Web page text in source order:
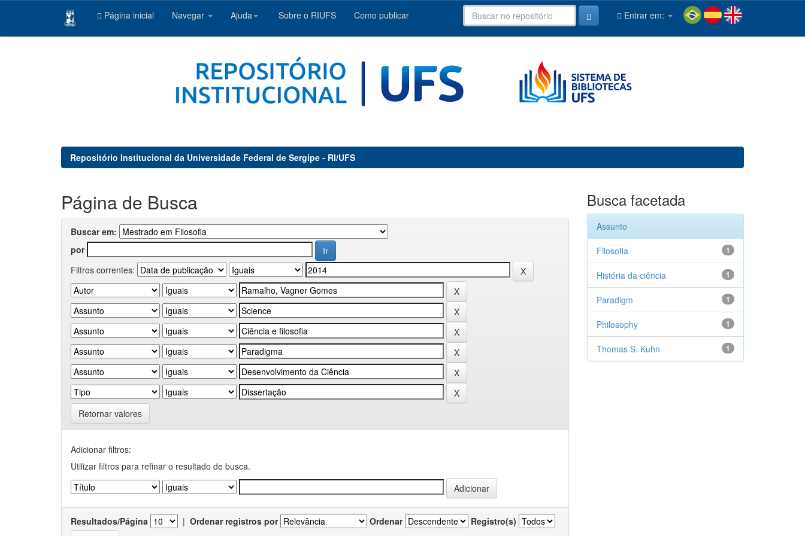
Página inicial Navegar Ajuda Sobre o RIUFS Como publicar Entrar em:
Repositório Institucional da Universidade Federal de Sergipe - RI/UFS
Página de Busca
Buscar em:
por
Filtros correntes:
Retornar valores
Adicionar filtros:
Utilizar filtros para refinar o resultado de busca.
Resultados/Página | Ordenar registros por Ordenar Registro(s)
Busca facetada
Assunto
1
Filosofia
1
História da ciência
1
Paradigm
1
Philosophy
1
Thomas S. Kuhn